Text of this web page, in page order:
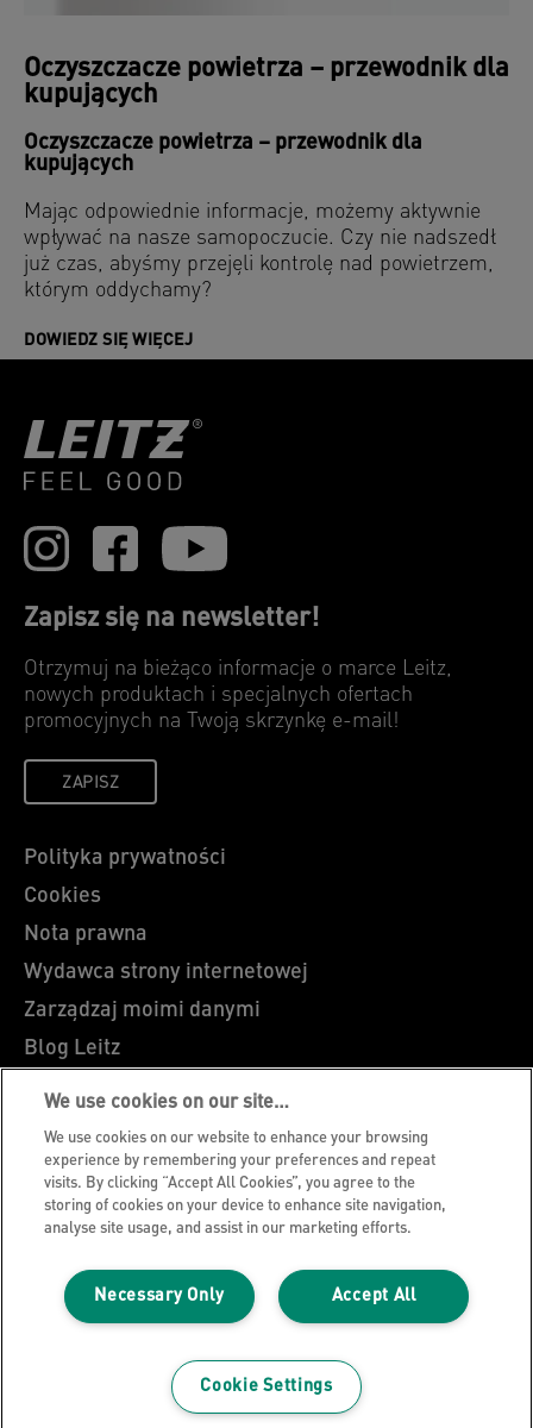
Oczyszczacze powietrza – przewodnik dla
kupujących
Oczyszczacze powietrza – przewodnik dla
kupujących
Mając odpowiednie informacje, możemy aktywnie
wpływać na nasze samopoczucie. Czy nie nadszedł
już czas, abyśmy przejęli kontrolę nad powietrzem,
którym oddychamy?
DOWIEDZ SIĘ WIĘCEJ
Zapisz się na newsletter!
Otrzymuj na bieżąco informacje o marce Leitz,
nowych produktach i specjalnych ofertach
promocyjnych na Twoją skrzynkę e-mail!
ZAPISZ
Polityka prywatności
Cookies
Nota prawna
Wydawca strony internetowej
Zarządzaj moimi danymi
Blog Leitz
Kariera
Leitz EasyPrint
Wsparcie klienta
Wytyczne dotyczące recyklingu opakowań
Warunki gwarancji
Certyfikat zgodności
Mapa strony
©2026 ACCO Brands
We use cookies on our site…
We use cookies on our website to enhance your browsing
experience by remembering your preferences and repeat
visits. By clicking “Accept All Cookies”, you agree to the
storing of cookies on your device to enhance site navigation,
analyse site usage, and assist in our marketing efforts.
Accept All
Necessary Only
Cookie Settings